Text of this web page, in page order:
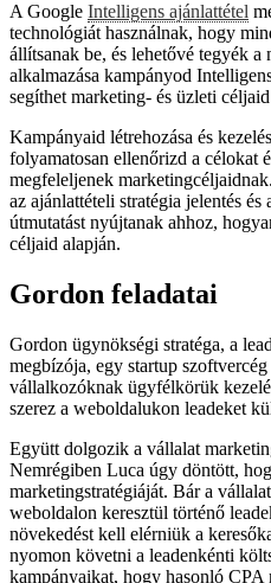
A Google Intelligens ajánlattétel
technológiát használnak, hogy
állítsanak be, és lehetővé tegyék
alkalmazása kampányod
segíthet marketing- és üzleti céljaid
Kampányaid létrehozása és
folyamatosan ellenőrizd a célokat
megfeleljenek
az ajánlattételi stratégia jelentés
útmutatást nyújtanak ahhoz,
céljaid alapján.
Gordon feladatai
Gordon ügynökségi stratéga, a
megbízója, egy startup
vállalkozóknak ügyfélkörük
szerez a weboldalukon leadeket
Együtt dolgozik a vállalat
Nemrégiben Luca úgy döntött,
marketingstratégiáját. Bár a
weboldalon keresztül történő
növekedést kell elérniük a
nyomon követni a leadenkénti
kampányaikat, hogy hasonló